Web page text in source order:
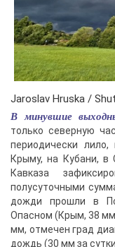
Jaroslav Hruska /
В минувшие
только северную
периодически
Крыму, на Кубани, в
Кавказа
полусуточными
дожди прошли в
Опасном (Крым, 38
мм, отмечен град
дождь (30 мм за